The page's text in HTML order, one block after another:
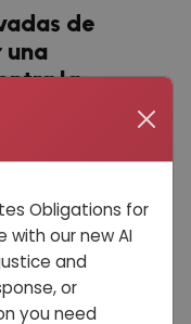
de
una
la
laVSRC
promover
con los
para
Obligations for
with our new AI
and
or
you need